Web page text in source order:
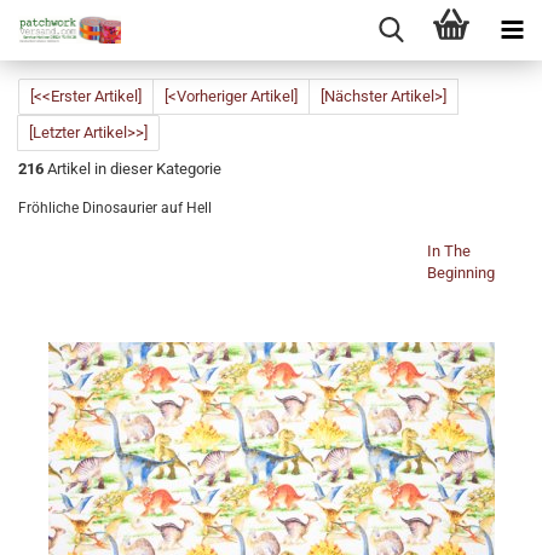
[<<Erster Artikel] [<Vorheriger Artikel]
[Nächster Artikel>]
[Letzter Artikel>>]
216 Artikel in dieser Kategorie
Fröhliche Dinosaurier auf Hell
In The
Beginning